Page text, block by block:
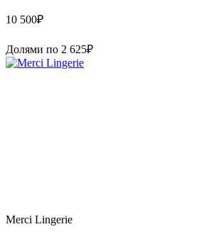
10 500₽
Долями по 2 625₽
Merci Lingerie